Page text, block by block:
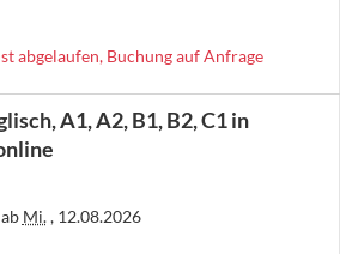
abgelaufen, Buchung auf Anfrage
A1, A2, B1, B2, C1 in
ab Mi., 12.08.2026